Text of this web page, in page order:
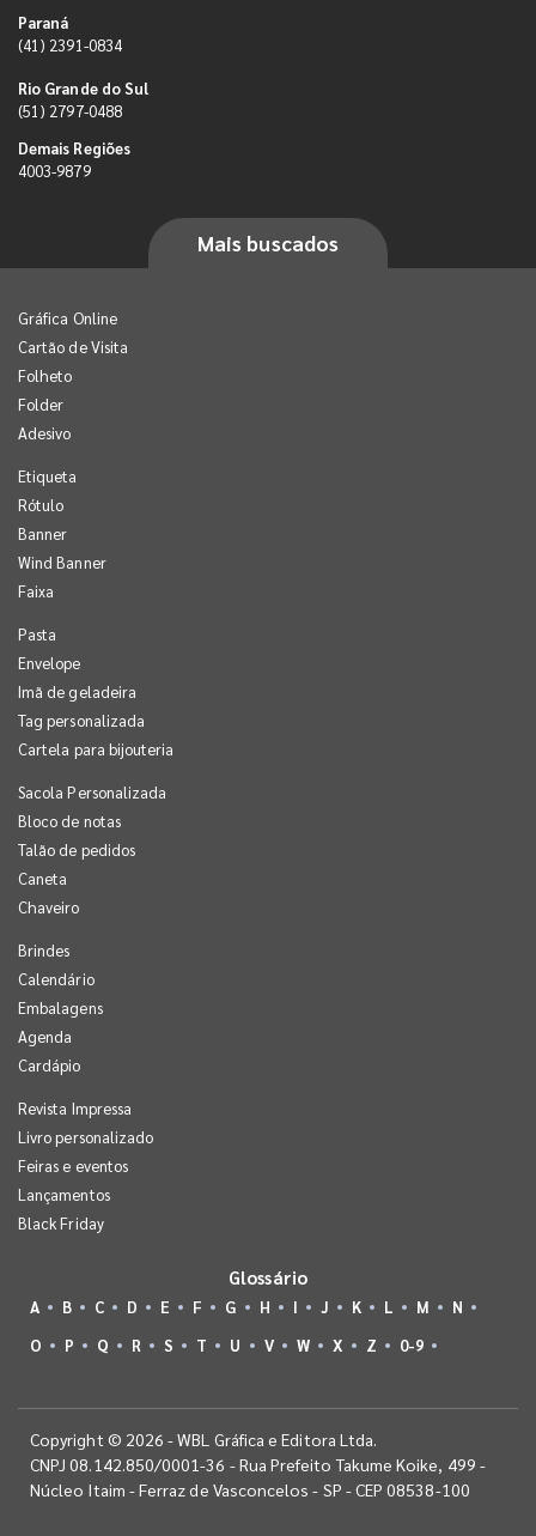
Paraná
(41) 2391-0834
Rio Grande do Sul
(51) 2797-0488
Demais Regiões
4003-9879
Mais buscados
Gráfica Online
Cartão de Visita
Folheto
Folder
Adesivo
Etiqueta
Rótulo
Banner
Wind Banner
Faixa
Pasta
Envelope
Imã de geladeira
Tag personalizada
Cartela para bijouteria
Sacola Personalizada
Bloco de notas
Talão de pedidos
Caneta
Chaveiro
Brindes
Calendário
Embalagens
Agenda
Cardápio
Revista Impressa
Livro personalizado
Feiras e eventos
Lançamentos
Black Friday
Glossário
A B C D E F G H I J K L M
N
O
P Q R S T U V W X Z 0-9
Copyright © 2026 - WBL Gráfica e Editora Ltda.
CNPJ 08.142.850/0001-36 - Rua Prefeito Takume Koike, 499 -
Núcleo Itaim - Ferraz de Vasconcelos - SP - CEP 08538-100